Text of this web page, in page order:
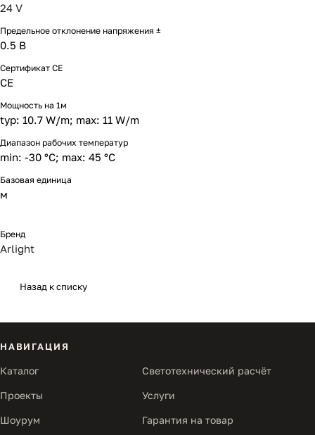
24 V
Предельное отклонение напряжения ±
0.5 В
Сертификат CE
CE
Мощность на 1м
typ: 10.7 W/m; max: 11 W/m
Диапазон рабочих температур
min: -30 °C; max: 45 °C
Базовая единица
м
Бренд
Arlight
Назад к списку
НАВИГАЦИЯ
Каталог Светотехнический расчёт
Проекты Услуги
Шоурум Гарантия на товар